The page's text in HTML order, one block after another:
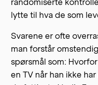
randomiserte
lytte til hva de som
Svarene er ofte
man forstår
spørsmål som:
en TV når han ikke